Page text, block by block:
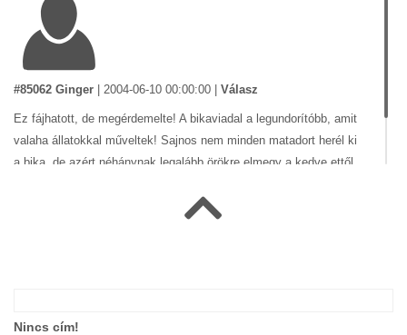
#85062 Ginger 2004-06-10 00:00:00 Válasz
Ez fájhatott, de megérdemelte! A bikaviadal a legundorítóbb, amit
valaha állatokkal műveltek! Sajnos nem minden matadort herél ki
a bika, de azért néhánynak legalább örökre elmegy a kedve ettől...
Nincs cím!